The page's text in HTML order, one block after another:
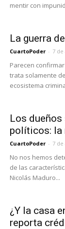
mentir con
La guerra
CuartoPoder - 7 de
Parecen
trata solamente
ecosistema
Los
políticos: la
CuartoPoder - 7 de
No nos hemos
de las
Nicolás Maduro...
¿Y la casa
reporta